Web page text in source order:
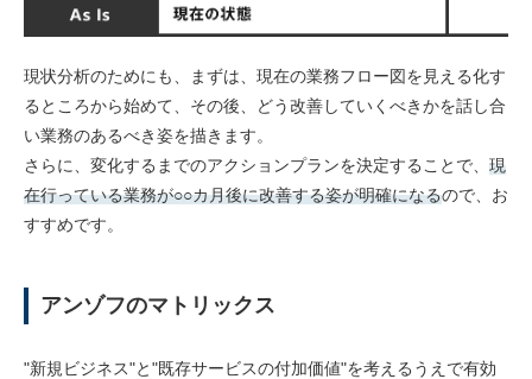
現状分析のためにも、まずは、現在の業務フロー図を見える化す
るところから始めて、その後、どう改善していくべきかを話し合
い業務のあるべき姿を描きます。
さらに、変化するまでのアクションプランを決定することで、 現
在行っている業務が○○カ月後に改善する姿が明確になるので、お
すすめです。
アンゾフのマトリックス
"新規ビジネス"と"既存サービスの付加価値"を考えるうえで有効